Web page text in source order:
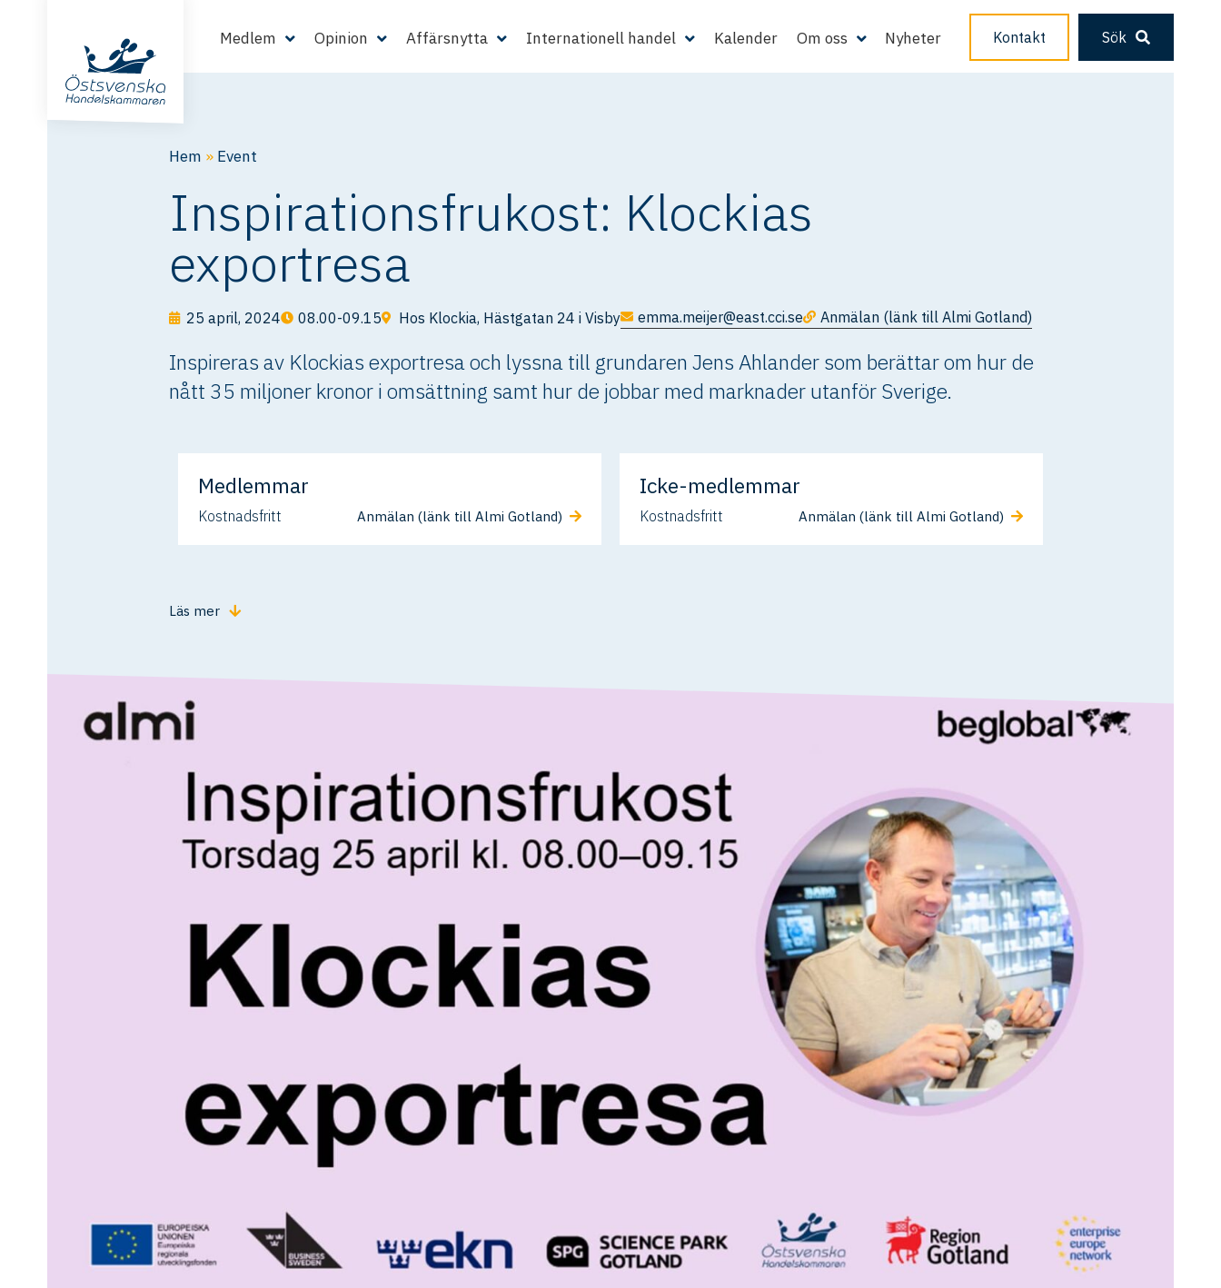
Medlem Opinion Affärsnytta Internationell handel Kalender Om oss Nyheter Kontakt Sök
Hem » Event
Inspirationsfrukost: Klockias
exportresa
25 april, 2024 08.00-09.15 Hos Klockia, Hästgatan 24 i Visby emma.meijer@east.cci.se Anmälan (länk till Almi Gotland)
Inspireras av Klockias exportresa och lyssna till grundaren Jens Ahlander som berättar om hur de
nått 35 miljoner kronor i omsättning samt hur de jobbar med marknader utanför Sverige.
Medlemmar
Kostnadsfritt Anmälan (länk till Almi Gotland)
Icke-medlemmar
Kostnadsfritt Anmälan (länk till Almi Gotland)
Läs mer